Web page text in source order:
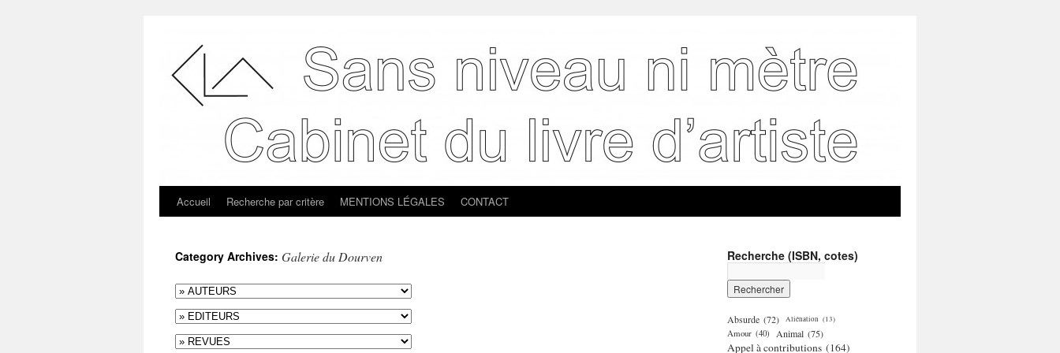
Accueil Recherche par critère MENTIONS LÉGALES CONTACT
Category Archives: Galerie du Dourven Recherche (ISBN, cotes)
Absurde (72) Aliénation (13)
Amour (40) Animal (75)
Appel à contributions (164)